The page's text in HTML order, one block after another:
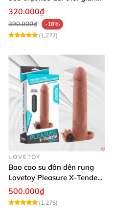
quan hệ
320.000₫
390.000₫
-18%
(1,277)
LOVETOY
Bao cao su đôn dên rung
Lovetoy Pleasure X-Tender
tăng kích thước mạnh
500.000₫
(1,276)